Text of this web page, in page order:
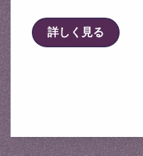
詳しく見る